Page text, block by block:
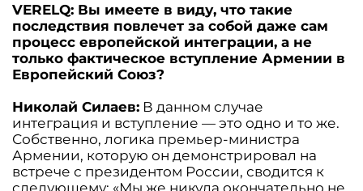
VERELQ: Вы имеете в виду, что такие
последствия повлечет за собой даже сам
процесс европейской интеграции, а не
только фактическое вступление Армении в
Европейский Союз?
Николай Силаев: В данном случае
интеграция и вступление — это одно и то же.
Собственно, логика премьер-министра
Армении, которую он демонстрировал на
встрече с президентом России, сводится к
следующему: «Мы же никуда окончательно не